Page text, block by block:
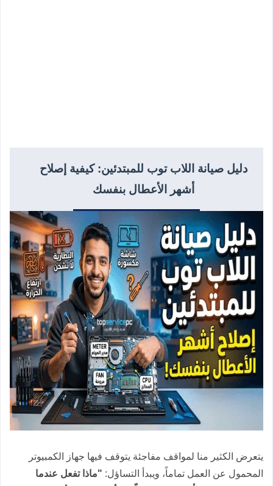
دليل صيانة اللاب توب للمبتدئين: كيفية إصلاح
أشهر الأعطال بنفسك
يتعرض الكثير منا لمواقف مفاجئة يتوقف فيها جهاز الكمبيوتر
المحمول عن العمل تماماً، ويبدأ التساؤل: "ماذا تفعل عندما